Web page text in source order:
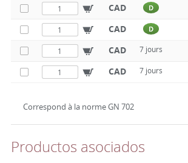
CAD D
CAD D
CAD 7 jours
CAD 7 jours
Correspond à la norme GN 702
Productos asociados